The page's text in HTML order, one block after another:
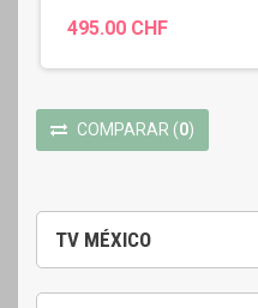
TV MÉXICO
495.00 CHF
COMPARAR (0)